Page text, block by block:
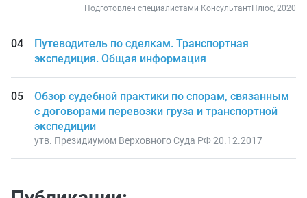
Подготовлен специалистами КонсультантПлюс, 2020
Путеводитель по сделкам. Транспортная
экспедиция. Общая информация
Обзор судебной практики по спорам, связанным
с договорами перевозки груза и транспортной
экспедиции
утв. Президиумом Верховного Суда РФ 20.12.2017